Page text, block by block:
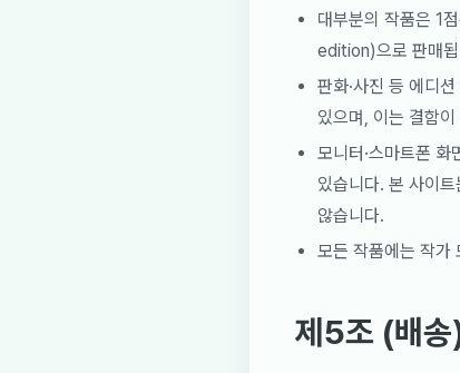
대부분의 작품은 1
edition)으로 판매
판화·사진 등 에디
있으며, 이는 결함
모니터·스마트폰
있습니다. 본 사이
않습니다.
모든 작품에는 작
제5조 (배